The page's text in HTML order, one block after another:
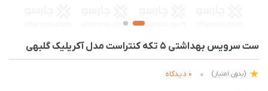
ست سرویس بهداشتی 5 تکه کنتراست مدل آکریلیک گلبهی
(بدون امتیاز) 0 دیدگاه